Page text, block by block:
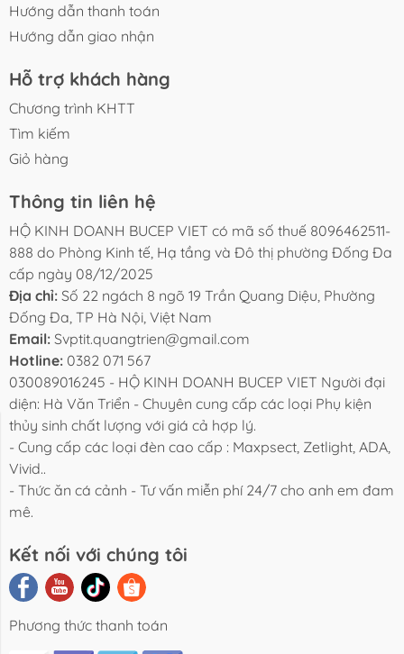
Viết Chia
Sẻ
Video Review
Sản Phẩm
Liên Hệ
Hướng dẫn thanh toán
Hướng dẫn giao nhận
Hỗ trợ khách hàng
Chương trình KHTT
Tìm kiếm
Giỏ hàng
Thông tin liên hệ
HỘ KINH DOANH BUCEP VIET có mã số thuế 8096462511-
888 do Phòng Kinh tế, Hạ tầng và Đô thị phường Đống Đa
cấp ngày 08/12/2025
Địa chỉ: Số 22 ngách 8 ngõ 19 Trần Quang Diệu, Phường
Đống Đa, TP Hà Nội, Việt Nam
Email: Svptit.quangtrien@gmail.com
Hotline: 0382 071 567
030089016245 - HỘ KINH DOANH BUCEP VIET Người đại
diện: Hà Văn Triển - Chuyên cung cấp các loại Phụ kiện
thủy sinh chất lượng với giá cả hợp lý.
- Cung cấp các loại đèn cao cấp : Maxpsect, Zetlight, ADA,
Vivid..
- Thức ăn cá cảnh - Tư vấn miễn phí 24/7 cho anh em đam
mê.
Kết nối với chúng tôi
Phương thức thanh toán